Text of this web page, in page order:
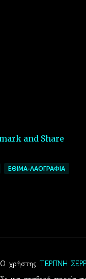
ΕΘΙΜΑ-ΛΑΟΓΡΑΦΙΑ
Ο χρήστης ΤΕΡΠΝΗ